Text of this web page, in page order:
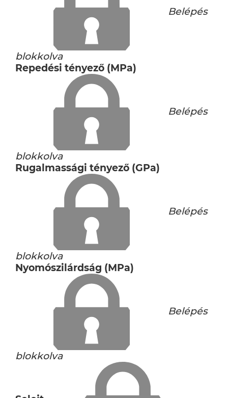
Belépés
blokkolva
Repedési tényező (MPa)
Belépés
blokkolva
Rugalmassági tényező (GPa)
Belépés
blokkolva
Nyomószilárdság (MPa)
Belépés
blokkolva